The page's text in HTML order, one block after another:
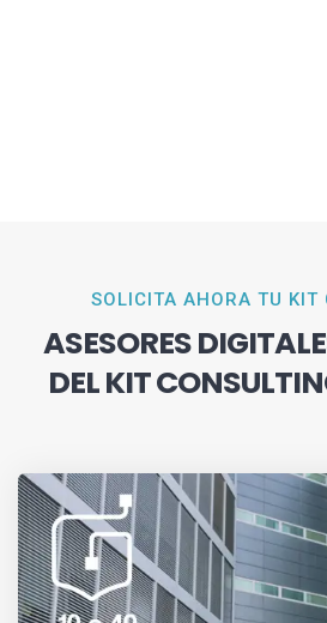
SOLICITA AHORA TU KIT
ASESORES
DEL KIT